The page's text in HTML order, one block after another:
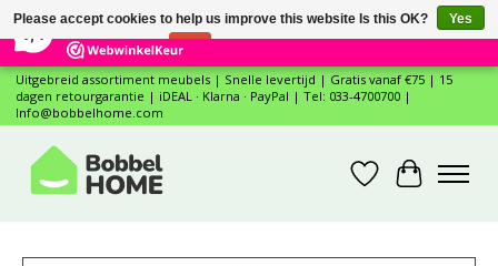
12 Reviews ×
Uitgebreid assortiment meubels | Snelle levertijd | Gratis vanaf €75 | 15
dagen retourgarantie | iDEAL · Klarna · PayPal | Tel: 033-4700700 |
Info@bobbelhome.com
WishlistCart
Please accept cookies to help us improve this website Is this OK?
Yes
No